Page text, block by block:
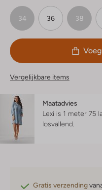
34 36 38
Vergelijkbare items
Maatadvies
Lexi is 1 meter 75
losvallend
Gratis verzending